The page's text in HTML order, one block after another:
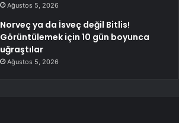
Ağustos 5, 2026
Norveç ya da İsveç değil Bitlis!
Görüntülemek için 10 gün boyunca
uğraştılar
Ağustos 5, 2026